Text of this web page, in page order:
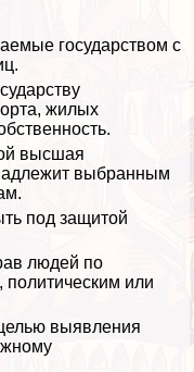
государством с
жилых
высшая
выбранным
под защитой
людей по
или
выявления